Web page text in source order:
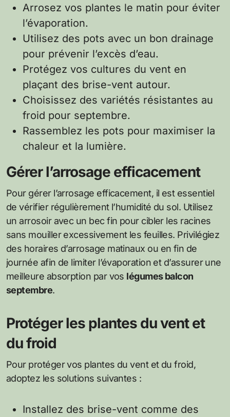
Arrosez vos plantes le matin pour éviter
l’évaporation.
Utilisez des pots avec un bon drainage
pour prévenir l’excès d’eau.
Protégez vos cultures du vent en
plaçant des brise-vent autour.
Choisissez des variétés résistantes au
froid pour septembre.
Rassemblez les pots pour maximiser la
chaleur et la lumière.
Gérer l’arrosage efficacement
Pour gérer l’arrosage efficacement, il est essentiel
de vérifier régulièrement l’humidité du sol. Utilisez
un arrosoir avec un bec fin pour cibler les racines
sans mouiller excessivement les feuilles. Privilégiez
des horaires d’arrosage matinaux ou en fin de
journée afin de limiter l’évaporation et d’assurer une
meilleure absorption par vos légumes balcon
septembre.
Protéger les plantes du vent et
du froid
Pour protéger vos plantes du vent et du froid,
adoptez les solutions suivantes :
Installez des brise-vent comme des